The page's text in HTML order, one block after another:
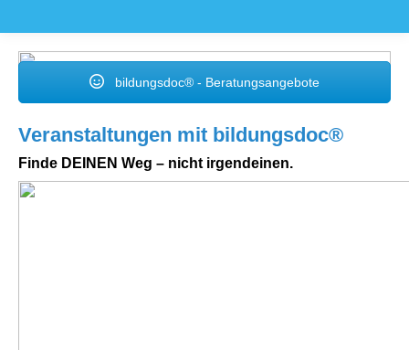
bildungsdoc® - Beratungsangebote
Veranstaltungen mit bildungsdoc®
Finde DEINEN Weg – nicht irgendeinen.